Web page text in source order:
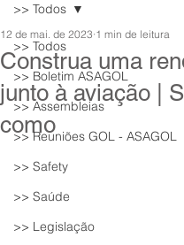
>> Todos
>> Boletim ASAGOL
>> Assembleias
>> Reuniões GOL - ASAGOL
>> Safety
>> Saúde
>> Legislação
>> Todos
Construa uma
junto à aviação |
como
12 de mai. de 2023 1 min de leitura